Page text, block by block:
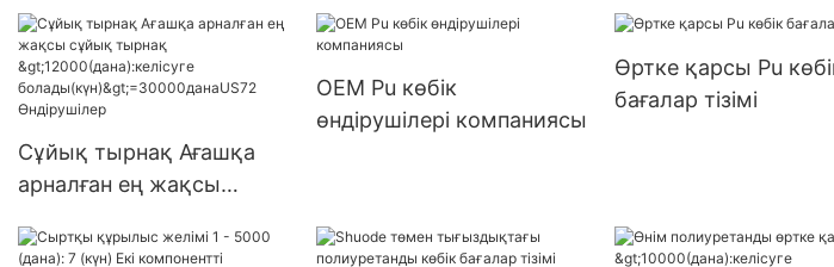
>15000(дана):келісуге
данаАҚШ.0 жеткізілім
Сұйық тырнақ Ағашқа
арналған ең жақсы
>12000(дана):келісуге
OEM Pu көбік
өндірушілері компаниясы
Өртке қарсы Pu
бағалар тізімі